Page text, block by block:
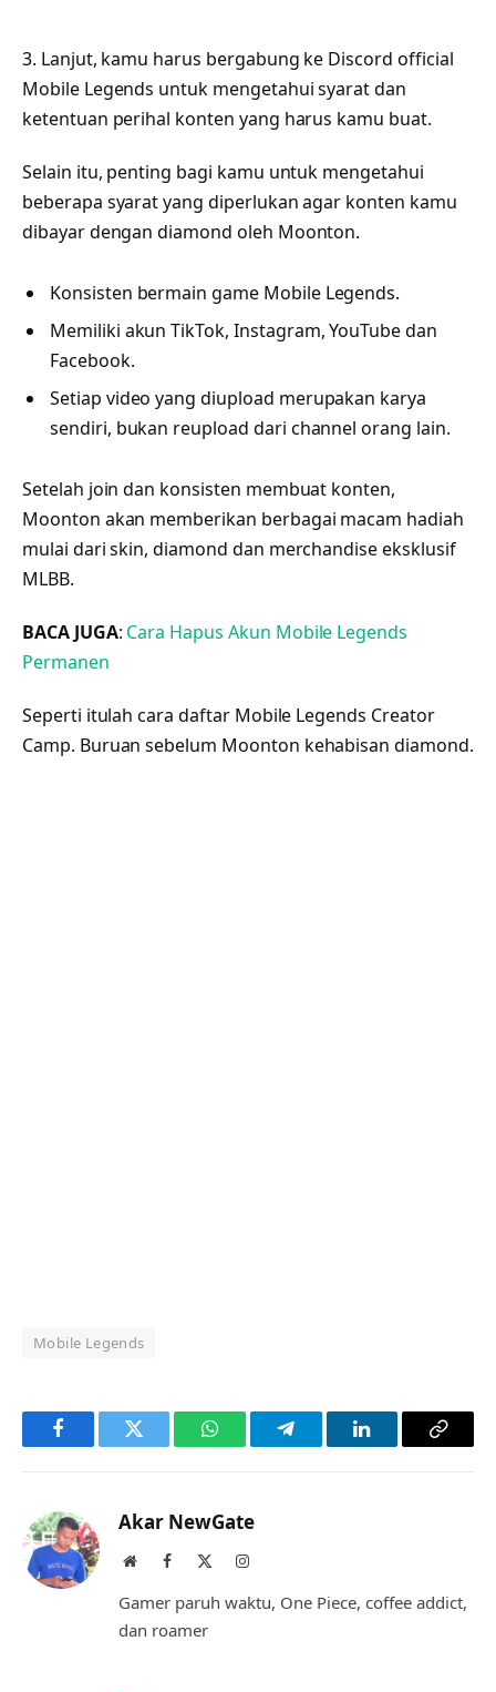
3. Lanjut, kamu harus bergabung ke Discord official
Mobile Legends untuk mengetahui syarat dan
ketentuan perihal konten yang harus kamu buat.
Selain itu, penting bagi kamu untuk mengetahui
beberapa syarat yang diperlukan agar konten kamu
dibayar dengan diamond oleh Moonton.
Konsisten bermain game Mobile Legends.
Memiliki akun TikTok, Instagram, YouTube dan
Facebook.
Setiap video yang diupload merupakan karya
sendiri, bukan reupload dari channel orang lain.
Setelah join dan konsisten membuat konten,
Moonton akan memberikan berbagai macam hadiah
mulai dari skin, diamond dan merchandise eksklusif
MLBB.
BACA JUGA: Cara Hapus Akun Mobile Legends
Permanen
Seperti itulah cara daftar Mobile Legends Creator
Camp. Buruan sebelum Moonton kehabisan diamond.
Mobile Legends
FacebookTwitter WhatsAppTelegramLinkedInCopy
Akar NewGate
WebsiteFacebook Instagram
Gamer paruh waktu, One Piece, coffee addict,
dan roamer